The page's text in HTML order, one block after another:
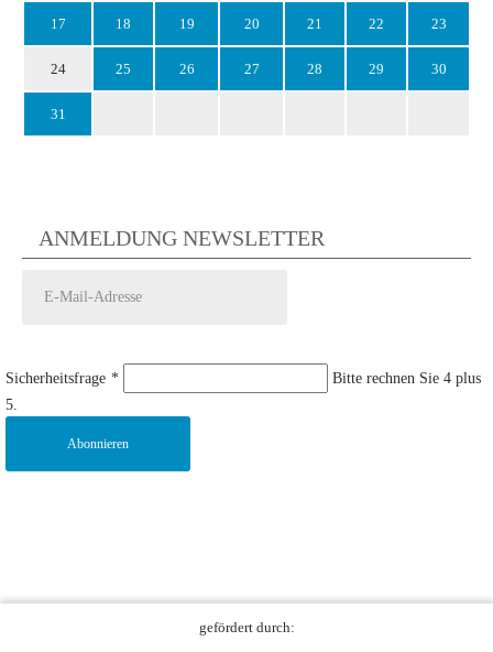
17 18 19 20 21 22 23
24 25 26 27 28 29 30
31
ANMELDUNG NEWSLETTER
Sicherheitsfrage *
Bitte rechnen Sie 4 plus
5.
Abonnieren
gefördert durch: